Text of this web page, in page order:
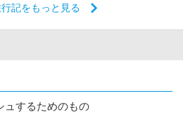
記をもっと見る
ュするためのもの